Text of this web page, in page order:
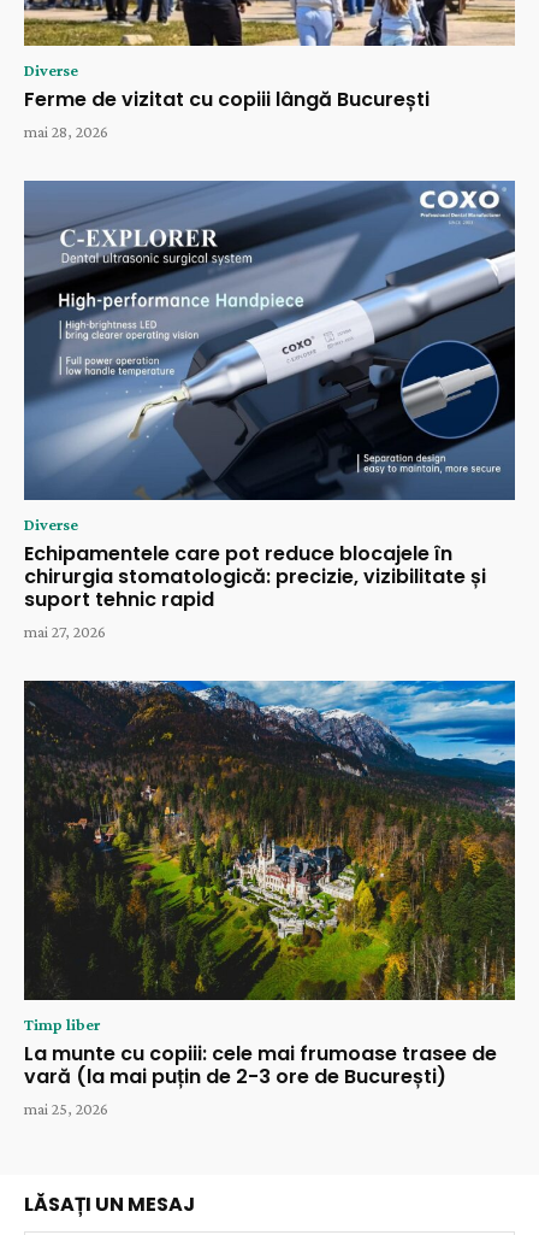
Diverse
Ferme de vizitat cu copiii lângă București
mai 28, 2026
Diverse
Echipamentele care pot reduce blocajele în
chirurgia stomatologică: precizie, vizibilitate și
suport tehnic rapid
mai 27, 2026
Timp liber
La munte cu copiii: cele mai frumoase trasee de
vară (la mai puțin de 2-3 ore de București)
mai 25, 2026
LĂSAȚI UN MESAJ